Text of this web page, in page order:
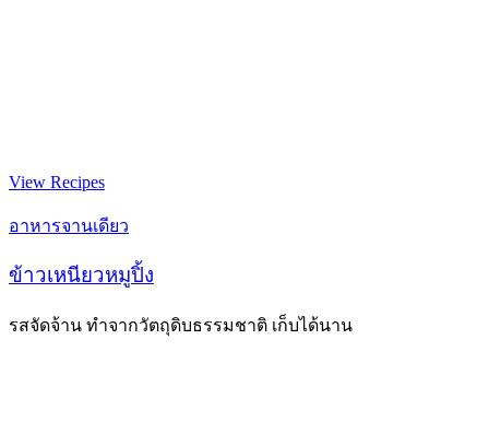
View Recipes
อาหารจานเดียว
ข้าวเหนียวหมูปิ้ง
รสจัดจ้าน ทำจากวัตถุดิบธรรมชาติ เก็บได้นาน